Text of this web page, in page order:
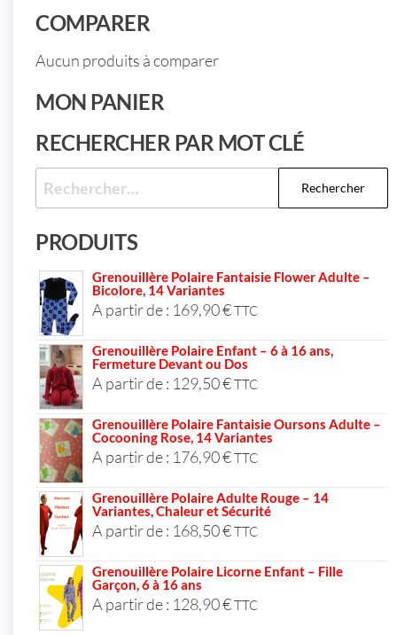
o
k
COMPARER
Aucun produits à comparer
MON PANIER
RECHERCHER PAR MOT CLÉ
PRODUITS
Grenouillère Polaire Fantaisie Flower Adulte –
Bicolore, 14 Variantes
A partir de : 169,90€TTC
Grenouillère Polaire Enfant – 6 à 16 ans,
Fermeture Devant ou Dos
A partir de : 129,50€TTC
Grenouillère Polaire Fantaisie Oursons Adulte –
Cocooning Rose, 14 Variantes
A partir de : 176,90€TTC
Grenouillère Polaire Adulte Rouge – 14
Variantes, Chaleur et Sécurité
A partir de : 168,50€TTC
Grenouillère Polaire Licorne Enfant – Fille
Garçon, 6 à 16 ans
A partir de : 128,90€TTC